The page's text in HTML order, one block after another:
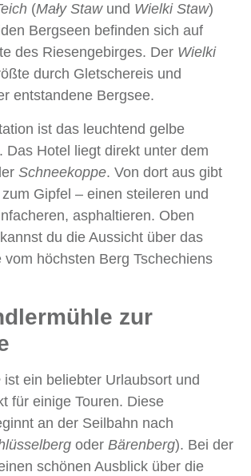
(Mały Staw und Wielki Staw)
Bergseen befinden sich auf
des Riesengebirges. Der Wielki
durch Gletschereis und
entstandene Bergsee.
ist das leuchtend gelbe
. Das Hotel liegt direkt unter dem
Schneekoppe. Von dort aus gibt
Gipfel – einen steileren und
asphaltieren. Oben
du die Aussicht über das
vom höchsten Berg Tschechiens
zur
ist ein beliebter Urlaubsort und
für einige Touren. Diese
an der Seilbahn nach
oder Bärenberg). Bei der
schönen Ausblick über die